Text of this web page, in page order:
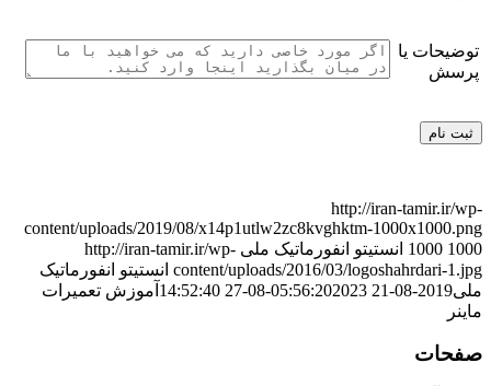
توضیحات یا
پرسش
http://iran-tamir.ir/wp-
content/uploads/2019/08/x14p1utlw2zc8kvghktm-1000x1000.png
1000 1000 انستیتو انفورماتیک ملی http://iran-tamir.ir/wp-
content/uploads/2016/03/logoshahrdari-1.jpg انستیتو انفورماتیک
ملی2019-08-21 05:56:20
2023-08-27 14:52:40
آموزش تعمیرات
ماینر
صفحات